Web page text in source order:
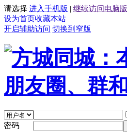
请选择 进入手机版 | 继续访问电脑版
设为首页收藏本站
开启辅助访问 切换到窄版
密码